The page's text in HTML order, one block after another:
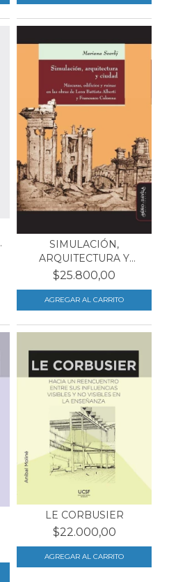
SIMULACIÓN,
ARQUITECTURA Y
CIUDAD
$25.800,00
LE CORBUSIER
$22.000,00